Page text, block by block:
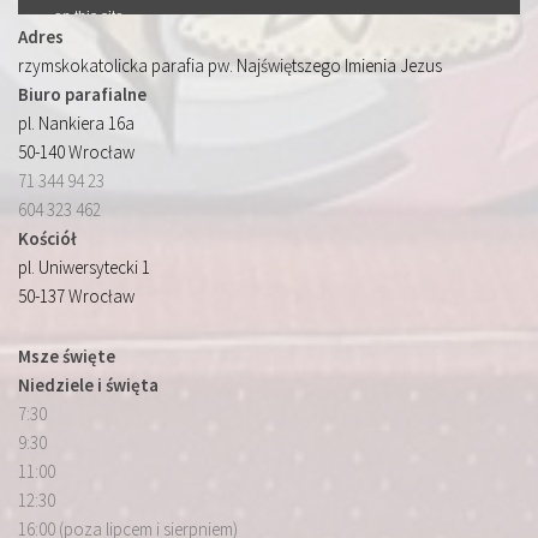
Adres
rzymskokatolicka parafia pw. Najświętszego Imienia Jezus
Biuro parafialne
pl. Nankiera 16a
50-140 Wrocław
71 344 94 23
604 323 462
Kościół
pl. Uniwersytecki 1
50-137 Wrocław
Msze święte
Niedziele i święta
7:30
9:30
11:00
12:30
16:00 (poza lipcem i sierpniem)